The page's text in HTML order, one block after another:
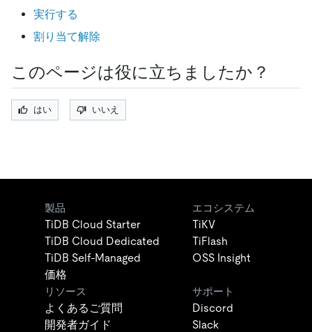
実行する
割り当て解除
このページは役に立ちましたか？
はい いいえ
製品
TiDB Cloud Starter
TiDB Cloud Dedicated
TiDB Self-Managed
価格
エコシステム
TiKV
TiFlash
OSS Insight
リソース
よくあるご質問
開発者ガイド
サポート
Discord
Slack